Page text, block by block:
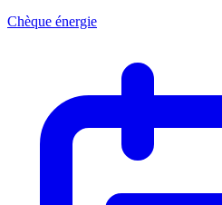
Chèque énergie